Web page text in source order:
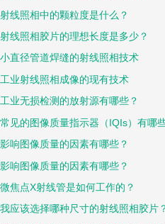
射线照相中的颗粒度是什么？
射线照相胶片的理想长度是多少？
小直径管道焊缝的射线照相技术
工业射线照相成像的现有技术
工业无损检测的放射源有哪些？
常见的图像质量指示器（IQIs）有哪
影响图像质量的因素有哪些？
影响图像质量的因素有哪些？
微焦点X射线管是如何工作的？
我应该选择哪种尺寸的射线照相胶片